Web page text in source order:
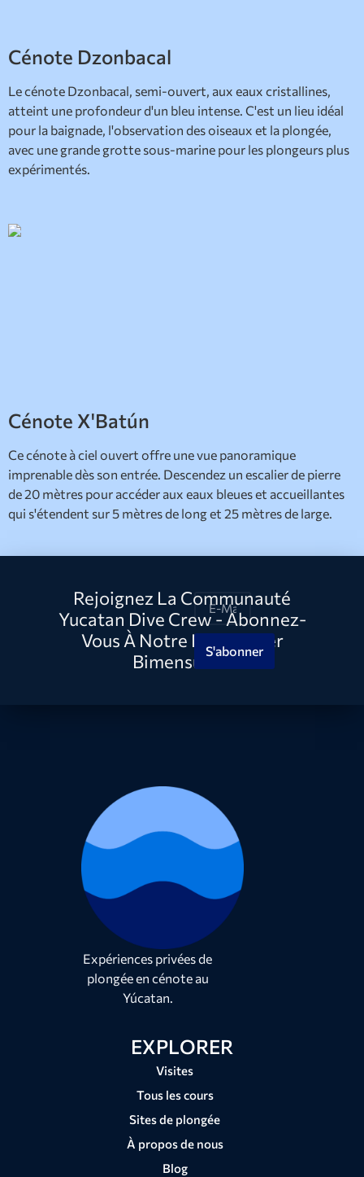
Cénote Dzonbacal
Le cénote Dzonbacal, semi-ouvert, aux eaux cristallines,
atteint une profondeur d'un bleu intense. C'est un lieu idéal
pour la baignade, l'observation des oiseaux et la plongée,
avec une grande grotte sous-marine pour les plongeurs plus
expérimentés.
Cénote X'Batún
Ce cénote à ciel ouvert offre une vue panoramique
imprenable dès son entrée. Descendez un escalier de pierre
de 20 mètres pour accéder aux eaux bleues et accueillantes
qui s'étendent sur 5 mètres de long et 25 mètres de large.
Rejoignez La Communauté
Yucatan Dive Crew - Abonnez-
Vous À Notre Newsletter
BimensuelleS'abonner
Expériences privées de
plongée en cénote au
Yúcatan.
EXPLORER
Visites
Tous les cours
Sites de plongée
À propos de nous
Blog